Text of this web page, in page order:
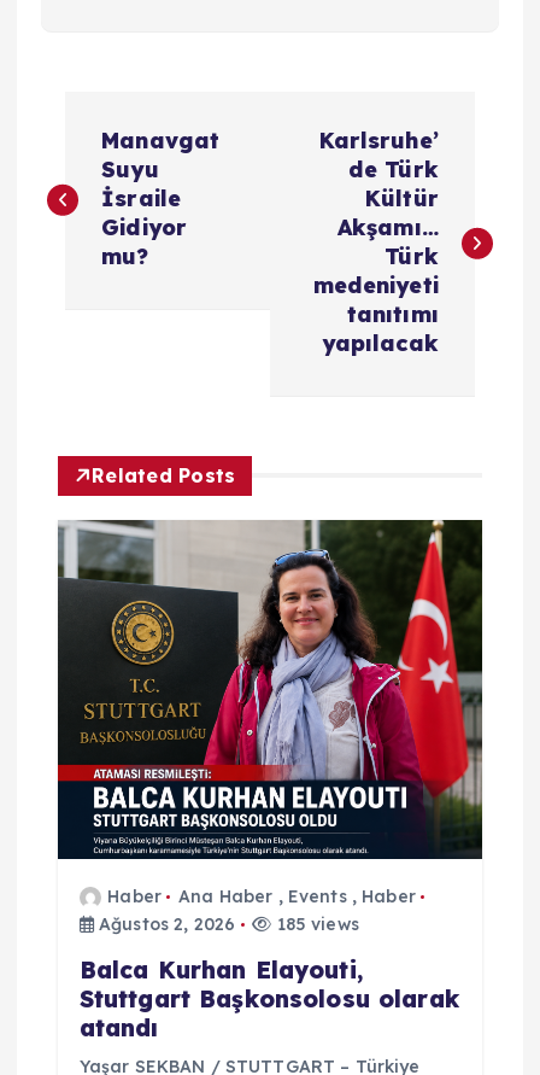
a
z
n
s
Manavgat
Suyu
İsraile
Gidiyor
mu?
Karlsruhe’
de Türk
Kültür
Akşamı…
Türk
medeniyeti
tanıtımı
yapılacak
Related Posts
Haber Ana Haber , Events, Haber
Ağustos 2, 2026
185 views
Balca Kurhan Elayouti,
Stuttgart Başkonsolosu olarak
atandı
Yaşar SEKBAN / STUTTGART – Türkiye